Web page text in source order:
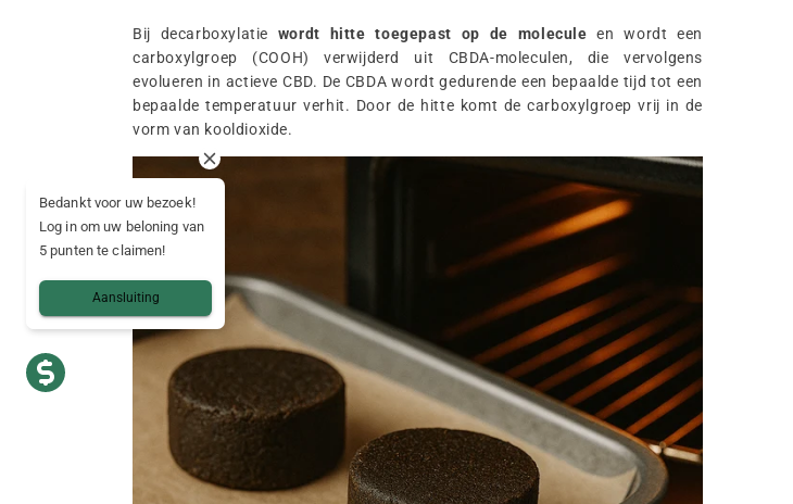
Bij decarboxylatie wordt hitte toegepast op de molecule en wordt een
carboxylgroep (COOH) verwijderd uit CBDA-moleculen, die vervolgens
evolueren in actieve CBD. De CBDA wordt gedurende een bepaalde tijd tot een
bepaalde temperatuur verhit. Door de hitte komt de carboxylgroep vrij in de
vorm van kooldioxide.
Bedankt voor uw bezoek!
Log in om uw beloning van
5 punten te claimen!
Aansluiting